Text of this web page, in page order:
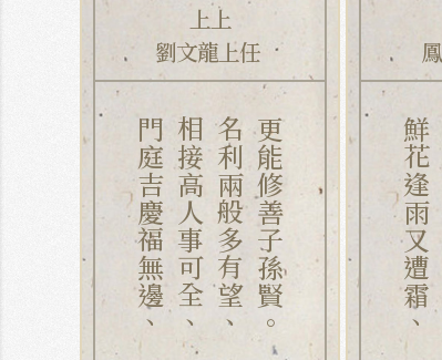
上上
劉文龍上任
門庭吉慶福無邊、相接高人事可全、名利兩般多有望、更能修善子孫賢。 鮮花逢雨又遭霜、